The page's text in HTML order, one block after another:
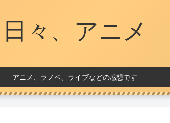
日々、アニメ
アニメ、ラノベ、ライブなどの感想です